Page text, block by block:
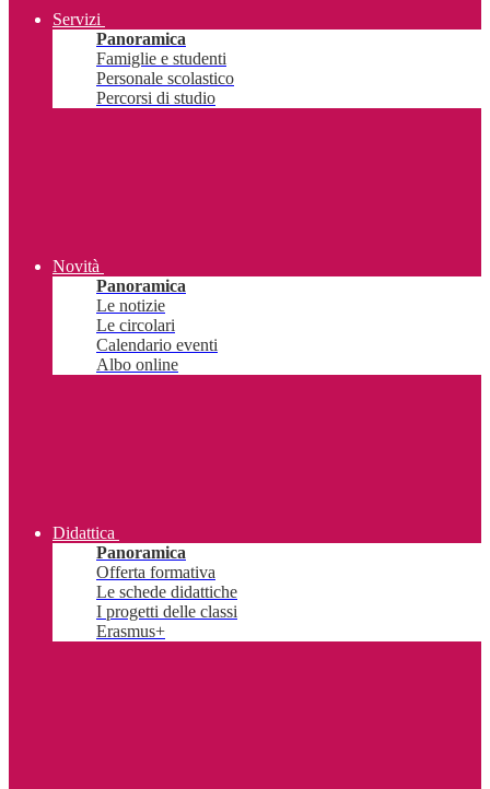
Servizi
Panoramica
Famiglie e studenti
Personale scolastico
Percorsi di studio
Novità
Panoramica
Le notizie
Le circolari
Calendario eventi
Albo online
Didattica
Panoramica
Offerta formativa
Le schede didattiche
I progetti delle classi
Erasmus+